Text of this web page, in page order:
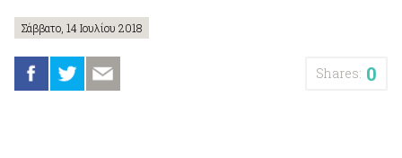
Σάββατο, 14 Ιουλίου 2018
Shares: 0